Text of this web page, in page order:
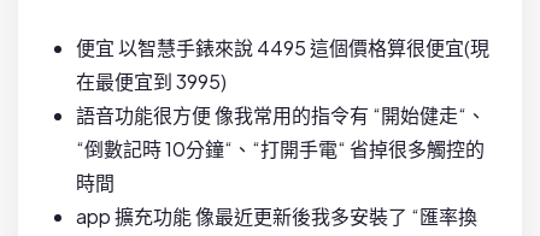
便宜 以智慧手錶來說 4495 這個價格算很便宜(現
在最便宜到 3995)
語音功能很方便 像我常用的指令有 “開始健走“、
“倒數記時 10分鐘“、“打開手電“ 省掉很多觸控的
時間
app 擴充功能 像最近更新後我多安裝了 “匯率換